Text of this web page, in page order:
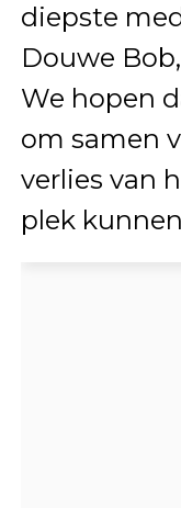
diepste
Douwe
We hopen
om samen
verlies van
plek